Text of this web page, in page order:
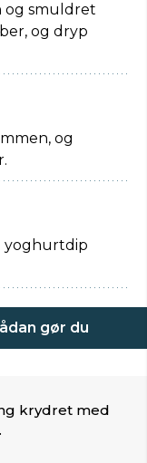
og smuldret
og dryp
og
yoghurtdip
gør du
krydret med